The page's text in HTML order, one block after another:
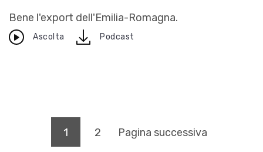
Bene l'export dell'Emilia-Romagna.
Ascolta downloadPodcast
1 (pagina corrente)
2 Pagina successiva